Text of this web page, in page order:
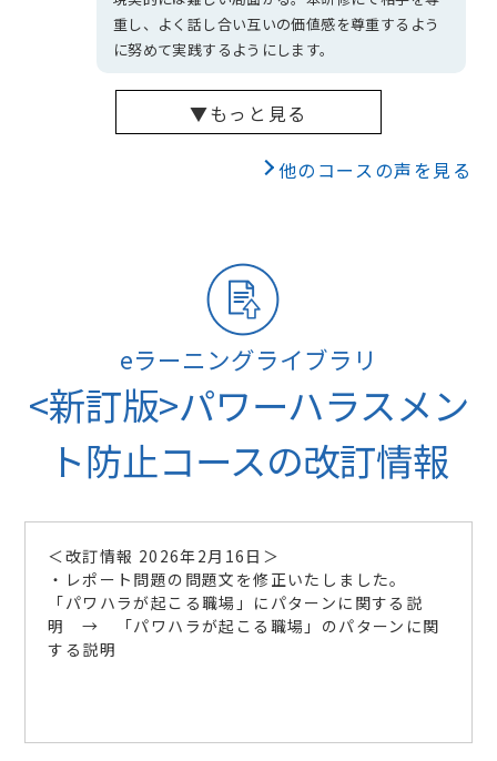
重し、よく話し合い互いの価値感を尊重するよう
に努めて実践するようにします。
▼もっと見る
他のコースの声を見る
eラーニングライブラリ
<新訂版>パワーハラスメン
ト防止コースの改訂情報
＜改訂情報 2026年2月16日＞
・レポート問題の問題文を修正いたしました。
「パワハラが起こる職場」にパターンに関する説
明 → 「パワハラが起こる職場」のパターンに関
する説明